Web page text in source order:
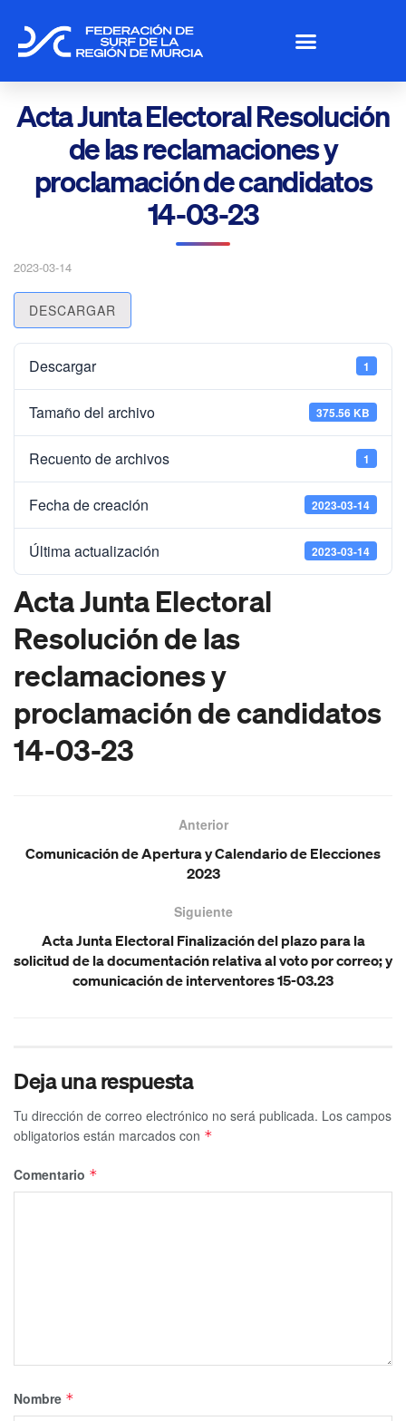
Acta Junta Electoral Resolución
de las reclamaciones y
proclamación de candidatos
14-03-23
2023-03-14
DESCARGAR
Descargar 1
Tamaño del archivo 375.56 KB
Recuento de archivos 1
Fecha de creación 2023-03-14
Última actualización 2023-03-14
Acta Junta Electoral
Resolución de las
reclamaciones y
proclamación de candidatos
14-03-23
Anterior
Comunicación de Apertura y Calendario de Elecciones
2023
Siguiente
Acta Junta Electoral Finalización del plazo para la
solicitud de la documentación relativa al voto por correo; y
comunicación de interventores 15-03.23
Deja una respuesta
Tu dirección de correo electrónico no será publicada. Los campos
obligatorios están marcados con *
Comentario *
Nombre *